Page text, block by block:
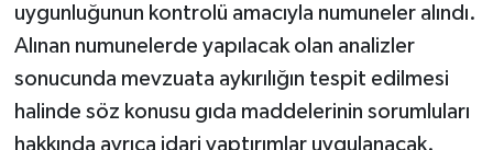
uygunluğunun kontrolü amacıyla numuneler alındı.
Alınan numunelerde yapılacak olan analizler
sonucunda mevzuata aykırılığın tespit edilmesi
halinde söz konusu gıda maddelerinin sorumluları
hakkında ayrıca idari yaptırımlar uygulanacak.